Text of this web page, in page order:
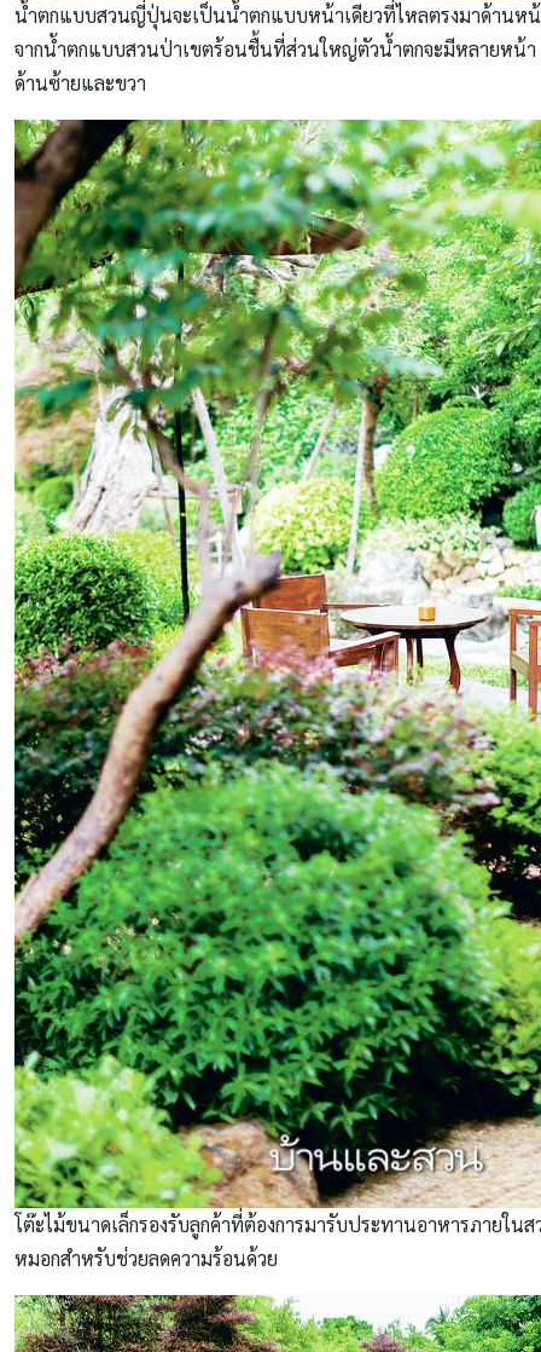
น้ำตกแบบสวนญี่ปุ่นจะเป็นน้ำตกแบบหน้าเดียวที่ไหลตรงมาด้านหน้
จากน้ำตกแบบสวนป่าเขตร้อนชื้นที่ส่วนใหญ่ตัวน้ำตกจะมีหลายหน้า
ด้านซ้ายและขวา
โต๊ะไม้ขนาดเล็กรองรับลูกค้าที่ต้องการมารับประทานอาหารภายใน
หมอกสำหรับช่วยลดความร้อนด้วย